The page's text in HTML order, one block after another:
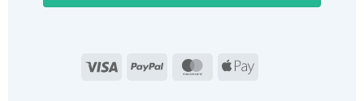
Visa PayPal MasterCard
Apple